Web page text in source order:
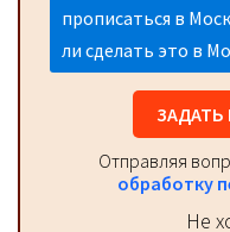
прописаться в
ли сделать это в
Отправляя
обработку
Не